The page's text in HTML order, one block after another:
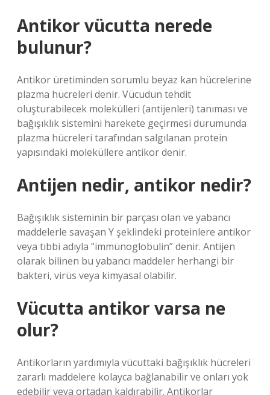
Antikor vücutta nerede
bulunur?
Antikor üretiminden sorumlu beyaz kan hücrelerine
plazma hücreleri denir. Vücudun tehdit
oluşturabilecek molekülleri (antijenleri) tanıması ve
bağışıklık sistemini harekete geçirmesi durumunda
plazma hücreleri tarafından salgılanan protein
yapısındaki moleküllere antikor denir.
Antijen nedir, antikor nedir?
Bağışıklık sisteminin bir parçası olan ve yabancı
maddelerle savaşan Y şeklindeki proteinlere antikor
veya tıbbi adıyla “immünoglobulin” denir. Antijen
olarak bilinen bu yabancı maddeler herhangi bir
bakteri, virüs veya kimyasal olabilir.
Vücutta antikor varsa ne
olur?
Antikorların yardımıyla vücuttaki bağışıklık hücreleri
zararlı maddelere kolayca bağlanabilir ve onları yok
edebilir veya ortadan kaldırabilir. Antikorlar